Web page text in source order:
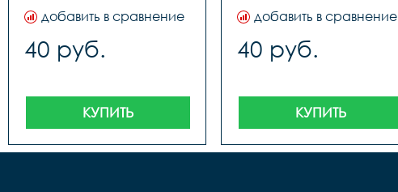
добавить в сравнение
40 руб.
КУПИТЬ
добавить в сравнение
40 руб.
КУПИТЬ